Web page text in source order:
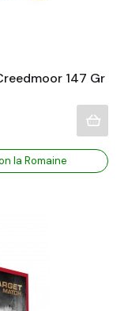
147 Gr
la Romaine